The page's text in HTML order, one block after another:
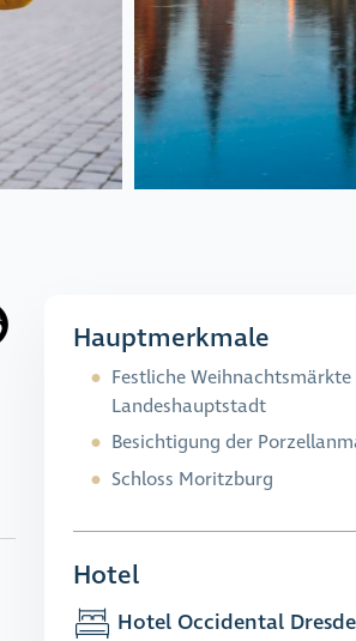
Hauptmerkmale
Festliche Weihnachtsmärkte
Landeshauptstadt
Besichtigung der
Schloss Moritzburg
Hotel
Hotel Occidental